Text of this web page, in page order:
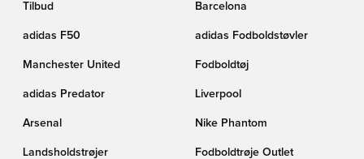
Tilbud Barcelona
adidas F50 adidas Fodboldstøvler
Manchester United Fodboldtøj
adidas Predator Liverpool
Arsenal Nike Phantom
Landsholdstrøjer Fodboldtrøje Outlet